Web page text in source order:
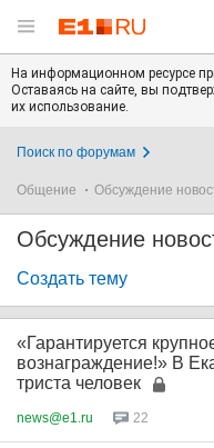
На информационном ресурсе
Оставаясь на сайте, вы
их использование.
Поиск по форумам
Общение Обсуждение
Обсуждение
Создать тему
«Гарантируется
вознаграждение!» В
триста человек
news@e1.ru 22